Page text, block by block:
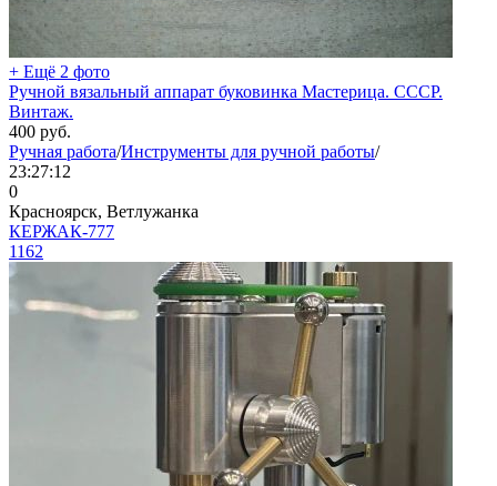
+ Ещё 2 фото
Ручной вязальный аппарат буковинка Мастерица. СССР.
Винтаж.
400 руб.
Ручная работа/Инструменты для ручной работы/
23:27:12
0
Красноярск, Ветлужанка
КЕРЖАК-777
1162